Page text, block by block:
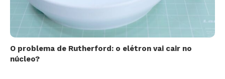
O problema de Rutherford: o elétron vai cair no
núcleo?